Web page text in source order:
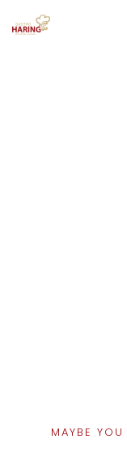
MAYBE